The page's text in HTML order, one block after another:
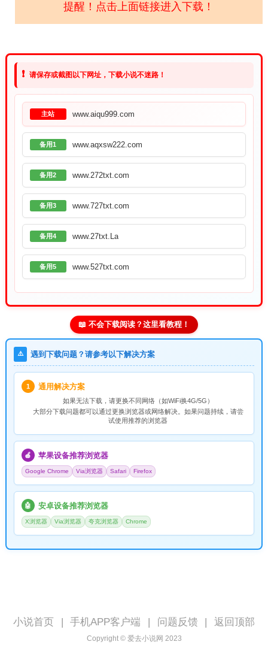
提醒！点击上面链接进入下载！
❗ 请保存或截图以下网址，下载小说不迷路！
主站 www.aiqu999.com
备用1 www.aqxsw222.com
备用2 www.272txt.com
备用3 www.727txt.com
备用4 www.27txt.La
备用5 www.527txt.com
📖 不会下载阅读？这里看教程！
⚠️ 遇到下载问题？请参考以下解决方案
1 通用解决方案
如果无法下载，请更换不同网络（如WiFi换4G/5G）
大部分下载问题都可以通过更换浏览器或网络解决。如果问题持续，请尝
试使用推荐的浏览器
🍎 苹果设备推荐浏览器
Google Chrome Via浏览器 Safari Firefox
🤖 安卓设备推荐浏览器
X浏览器 Via浏览器 夸克浏览器 Chrome
小说首页 手机APP客户端 问题反馈 返回顶部
Copyright © 爱去小说网 2023